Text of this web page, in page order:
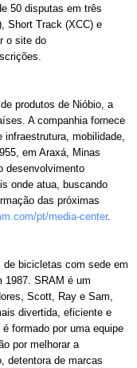
50 disputas em três
Short Track (XCC) e
o site do
produtos de Nióbio, a
A companhia fornece
infraestrutura, mobilidade,
em Araxá, Minas
desenvolvimento
onde atua, buscando
das próximas
pt/media-center.
bicicletas com sede em
1987. SRAM é um
Scott, Ray e Sam,
divertida, eficiente e
formado por uma equipe
por melhorar a
detentora de marcas